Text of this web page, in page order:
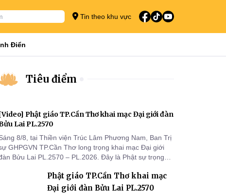
Tin theo khu vực
Điển
Tiêu điểm
Phật giáo TP.Cần Thơ khai mạc Đại giới đàn
Lai PL.2570
8/8, tại Thiền viện Trúc Lâm Phương Nam, Ban Trị
GHPGVN TP.Cần Thơ long trọng khai mạc Đại giới
Bửu Lai PL.2570 – PL.2026. Đây là Phật sự trọng
của Đại hội Phật giáo thành phố lần thứ I, thể hiện sự
quan tâm đối với công tác truyền giới, đào tạo Tăng tài
Phật giáo TP.Cần Thơ khai mạc
Đại giới đàn Bửu Lai PL.2570